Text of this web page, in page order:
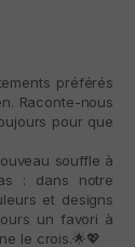
préférés
Raconte-nous
pour que
souffle à
: dans notre
et designs
un favori à
le crois.🌟💖